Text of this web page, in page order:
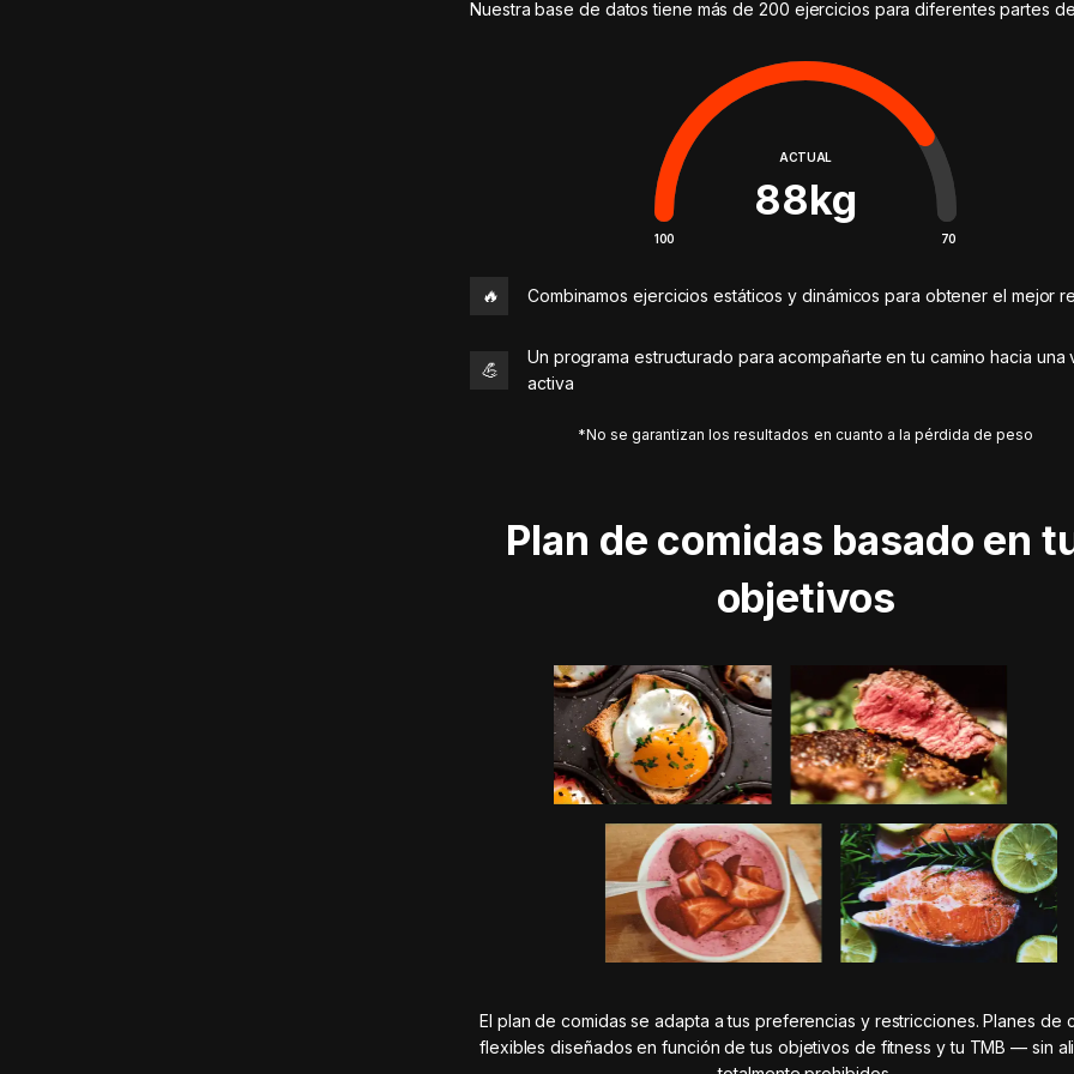
Nuestra base de datos tiene más de 200 ejercicios para diferentes partes
ACTUAL
88kg
100 70
🔥 Combinamos ejercicios estáticos y dinámicos para obtener el mejor
💪
Un programa estructurado para acompañarte en tu camino hacia una
activa
*No se garantizan los resultados en cuanto a la pérdida de peso
Plan de comidas basado en
objetivos
El plan de comidas se adapta a tus preferencias y restricciones. Planes de
flexibles diseñados en función de tus objetivos de fitness y tu TMB — sin